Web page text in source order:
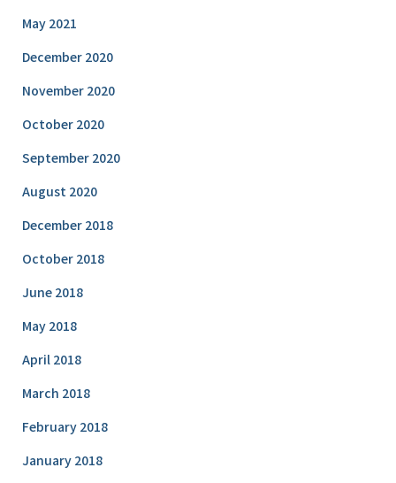
May 2021
December 2020
November 2020
October 2020
September 2020
August 2020
December 2018
October 2018
June 2018
May 2018
April 2018
March 2018
February 2018
January 2018